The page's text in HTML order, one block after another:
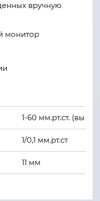
вручную
монитор
1-60 мм.рт.ст.
1/0,1 мм.рт.ст
11 мм